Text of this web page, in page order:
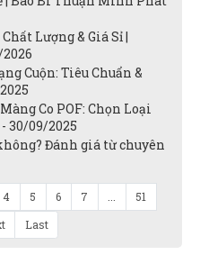
Lượng & Giá Sỉ |
Cuộn: Tiêu Chuẩn &
Co POF: Chọn Loại
30/09/2025
Đánh giá từ chuyên
4 5 6 7
51
Last